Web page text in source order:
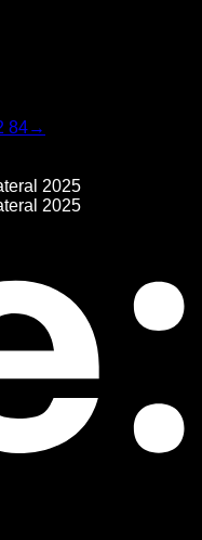
84→
2025
2025